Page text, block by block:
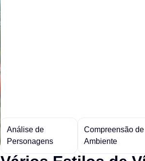
Análise de
Personagens
Compreensão de
Ambiente